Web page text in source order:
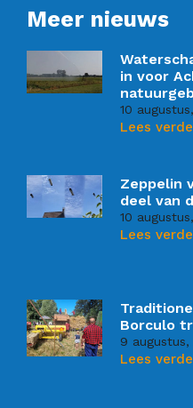
Meer nieuws
in voor
10
Lees
Zeppelin
deel van
10
Lees
Borculo
9 augustus,
Lees